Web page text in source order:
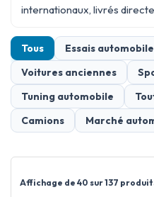
internationaux, livrés
Tous Essais
Voitures anciennes
Tuning automobile
Camions
Marché
Affichage de 40 sur 137